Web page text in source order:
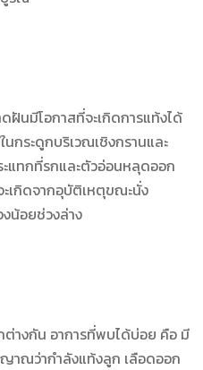
มีโอกาสที่จะเกิดการแท้งได้
กระดูกบริเวณเชิงกรานและ
แทกที่รกและตัวอ่อนหลุดออก
ะเกิดจากอุบัติเหตุขณะนั่ง
น้อยช่วงล่าง
งกัน อาการที่พบได้บ่อย คือ มี
าณว่ากำลังแท้งลูก เลือดออก